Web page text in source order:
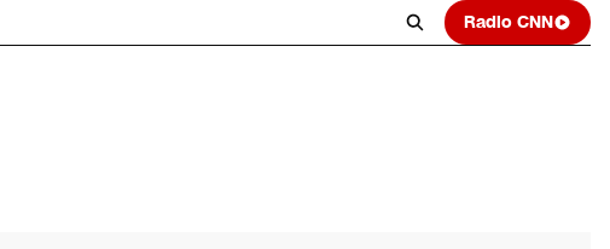
Radio CNN